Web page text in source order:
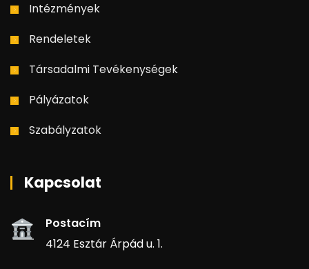
Intézmények
Rendeletek
Társadalmi Tevékenységek
Pályázatok
Szabályzatok
Kapcsolat
Postacím
4124 Esztár Árpád u. 1.